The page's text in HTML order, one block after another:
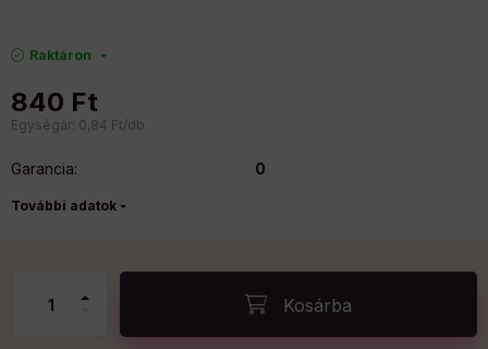
Raktáron
840 Ft
Egységár: 0,84 Ft/db
Garancia: 0
További adatok
Kosárba